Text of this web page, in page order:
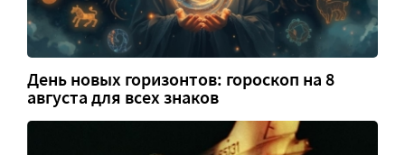
День новых горизонтов: гороскоп на 8
августа для всех знаков